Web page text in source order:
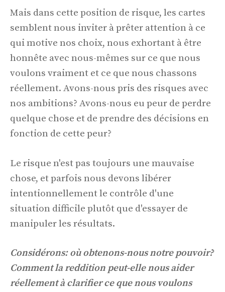
Mais dans cette position de risque, les cartes
semblent nous inviter à prêter attention à ce
qui motive nos choix, nous exhortant à être
honnête avec nous-mêmes sur ce que nous
voulons vraiment et ce que nous chassons
réellement. Avons-nous pris des risques avec
nos ambitions? Avons-nous eu peur de perdre
quelque chose et de prendre des décisions en
fonction de cette peur?
Le risque n'est pas toujours une mauvaise
chose, et parfois nous devons libérer
intentionnellement le contrôle d'une
situation difficile plutôt que d'essayer de
manipuler les résultats.
Considérons: où obtenons-nous notre pouvoir?
Comment la reddition peut-elle nous aider
réellement à clarifier ce que nous voulons